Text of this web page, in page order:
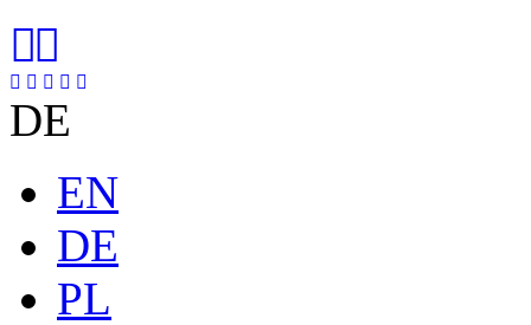
DE
EN
DE
PL